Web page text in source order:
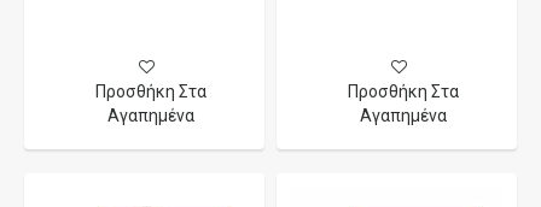
Προσθήκη Στα
Αγαπημένα
Προσθήκη Στα
Αγαπημένα